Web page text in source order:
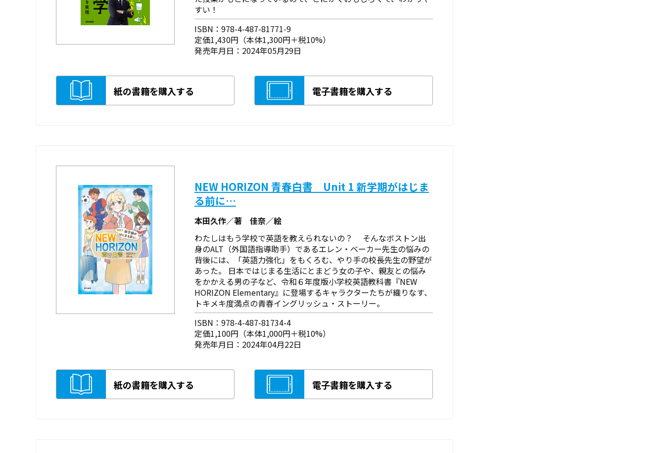
すい！
ISBN：978-4-487-81771-9
定価1,430円（本体1,300円＋税10%）
発売年月日：2024年05月29日
紙の書籍を購入する 電子書籍を購入する
NEW HORIZON 青春白書 Unit 1 新学期がはじま
る前に…
本田久作／著 佳奈／絵
わたしはもう学校で英語を教えられないの？ そんなボストン出
身のALT（外国語指導助手）であるエレン・ベーカー先生の悩みの
背後には、「英語力強化」をもくろむ、やり手の校長先生の野望が
あった。 日本ではじまる生活にとまどう女の子や、親友との悩み
をかかえる男の子など、令和６年度版小学校英語教科書『NEW
HORIZON Elementary』に登場するキャラクターたちが織りなす、
トキメキ度満点の青春イングリッシュ・ストーリー。
ISBN：978-4-487-81734-4
定価1,100円（本体1,000円＋税10%）
発売年月日：2024年04月22日
紙の書籍を購入する 電子書籍を購入する